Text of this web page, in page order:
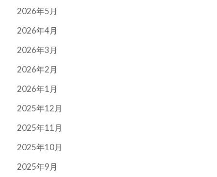
2026年5月
2026年4月
2026年3月
2026年2月
2026年1月
2025年12月
2025年11月
2025年10月
2025年9月